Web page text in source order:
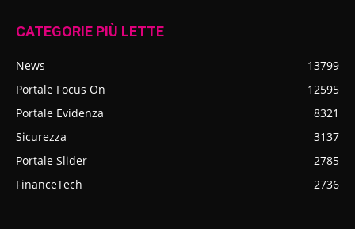
CATEGORIE PIÙ LETTE
News
13799
Portale Focus On
12595
Portale Evidenza
8321
Sicurezza
3137
Portale Slider
2785
FinanceTech
2736